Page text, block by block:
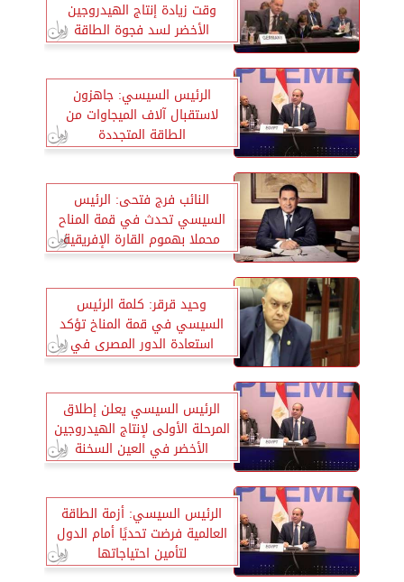
وقت زيادة إنتاج الهيدروجين
الأخضر لسد فجوة الطاقة
الرئيس السيسي: جاهزون
لاستقبال آلاف الميجاوات من
الطاقة المتجددة
النائب فرج فتحى: الرئيس
السيسي تحدث في قمة المناح
محملا بهموم القارة الإفريقية
ومتحدثا بلسانها.
وحيد قرقر: كلمة الرئيس
السيسي في قمة المناخ تؤكد
استعادة الدور المصرى في
الدفاع عن السلام
الرئيس السيسي يعلن إطلاق
المرحلة الأولى لإنتاج الهيدروجين
الأخضر في العين السخنة
الرئيس السيسي: أزمة الطاقة
العالمية فرضت تحديًا أمام الدول
لتأمين احتياجاتها